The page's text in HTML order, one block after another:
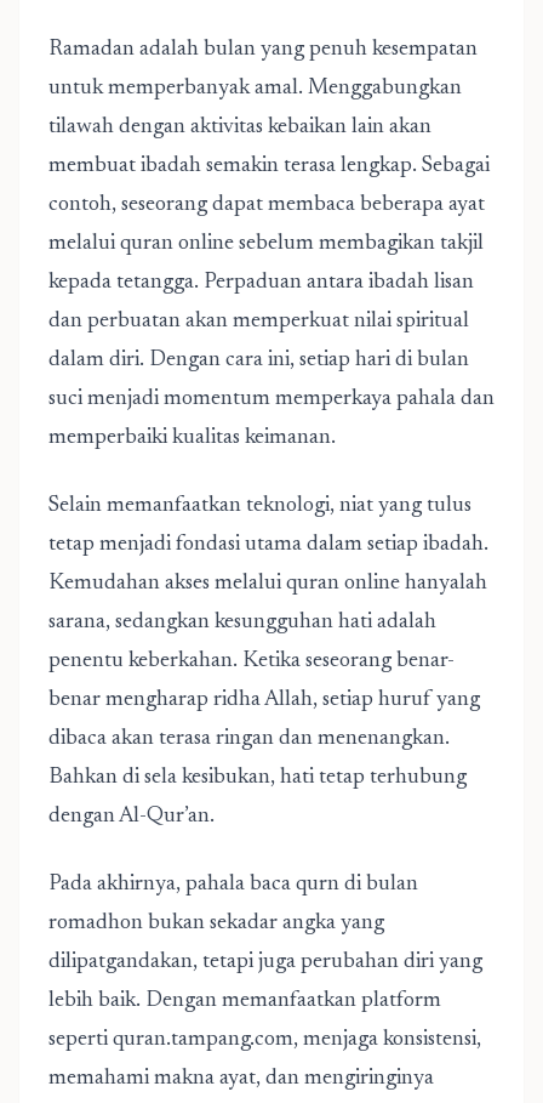
Ramadan adalah bulan yang penuh kesempatan
untuk memperbanyak amal. Menggabungkan
tilawah dengan aktivitas kebaikan lain akan
membuat ibadah semakin terasa lengkap. Sebagai
contoh, seseorang dapat membaca beberapa ayat
melalui quran online sebelum membagikan takjil
kepada tetangga. Perpaduan antara ibadah lisan
dan perbuatan akan memperkuat nilai spiritual
dalam diri. Dengan cara ini, setiap hari di bulan
suci menjadi momentum memperkaya pahala dan
memperbaiki kualitas keimanan.
Selain memanfaatkan teknologi, niat yang tulus
tetap menjadi fondasi utama dalam setiap ibadah.
Kemudahan akses melalui quran online hanyalah
sarana, sedangkan kesungguhan hati adalah
penentu keberkahan. Ketika seseorang benar-
benar mengharap ridha Allah, setiap huruf yang
dibaca akan terasa ringan dan menenangkan.
Bahkan di sela kesibukan, hati tetap terhubung
dengan Al-Qur’an.
Pada akhirnya, pahala baca qurn di bulan
romadhon bukan sekadar angka yang
dilipatgandakan, tetapi juga perubahan diri yang
lebih baik. Dengan memanfaatkan platform
seperti quran.tampang.com, menjaga konsistensi,
memahami makna ayat, dan mengiringinya